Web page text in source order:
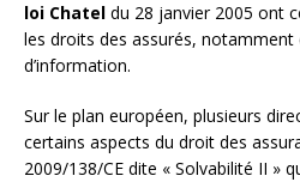
loi Chatel du 28 janvier 2005 ont
les droits des assurés,
d’information.
Sur le plan européen, plusieurs
certains aspects du droit des
2009/138/CE dite « Solvabilité II »